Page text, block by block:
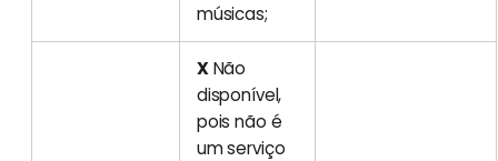
músicas;
XNão
disponível,
pois não é
um serviço